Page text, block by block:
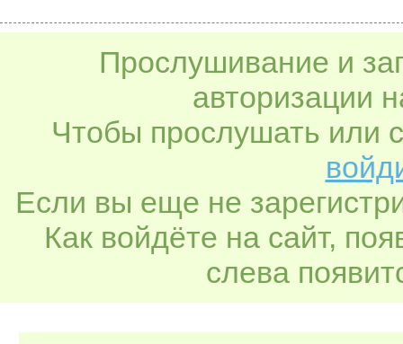
Прослушивание и
авторизации
Чтобы прослушать или
Если вы еще не
Как войдёте на сайт,
слева